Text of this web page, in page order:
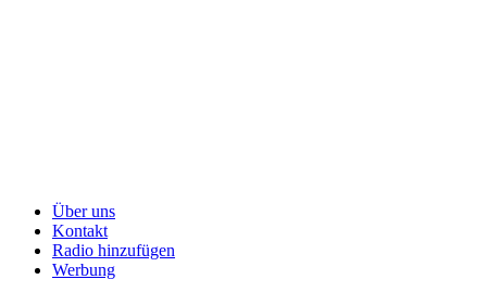
Über uns
Kontakt
Radio hinzufügen
Werbung